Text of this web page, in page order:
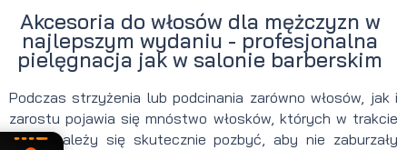
Akcesoria do włosów dla mężczyzn w
najlepszym wydaniu - profesjonalna
pielęgnacja jak w salonie barberskim
Podczas strzyżenia lub podcinania zarówno włosów, jak i
zarostu pojawia się mnóstwo włosków, których w trakcie
pracy należy się skutecznie pozbyć, aby nie zaburzały